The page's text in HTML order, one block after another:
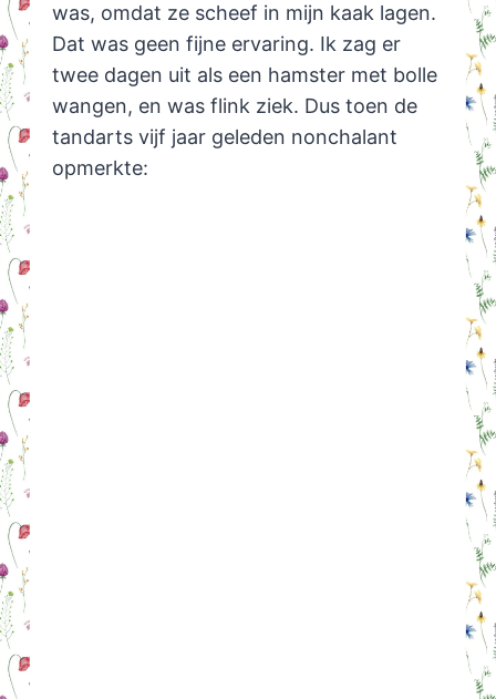
was, omdat ze scheef in mijn kaak lagen.
Dat was geen fijne ervaring. Ik zag er
twee dagen uit als een hamster met bolle
wangen, en was flink ziek. Dus toen de
tandarts vijf jaar geleden nonchalant
opmerkte: